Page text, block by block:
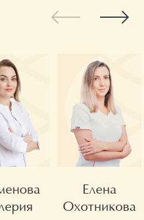
Елена
Охотникова